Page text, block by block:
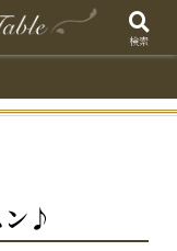
ン♪
検索